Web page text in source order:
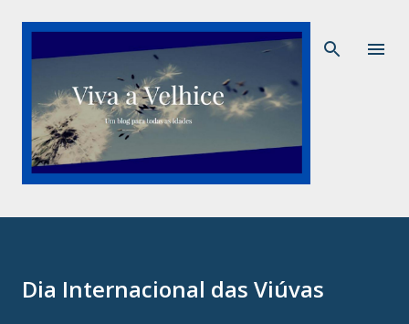
Pular para o conteúdo principal
Dia Internacional das Viúvas